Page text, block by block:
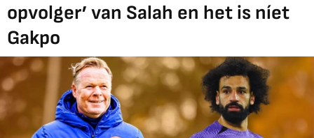
opvolger’ van Salah en het is níet
Gakpo